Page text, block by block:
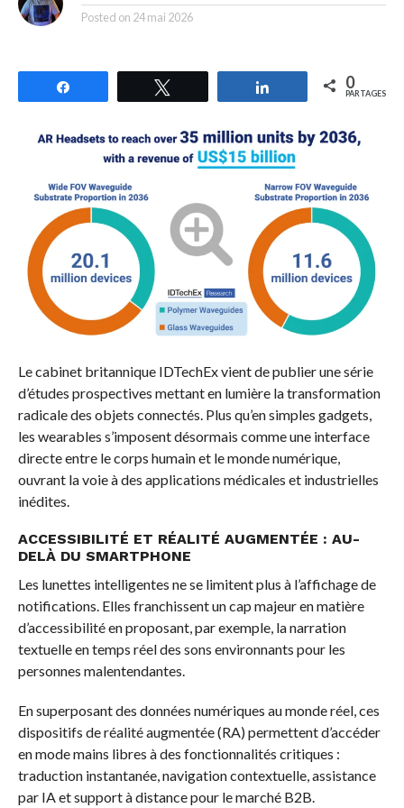
Posted on 24 mai 2026
Partagez 0
PARTAGES
Le cabinet britannique IDTechEx vient de publier une série
d’études prospectives mettant en lumière la transformation
radicale des objets connectés. Plus qu’en simples gadgets,
les wearables s’imposent désormais comme une interface
directe entre le corps humain et le monde numérique,
ouvrant la voie à des applications médicales et industrielles
inédites.
ACCESSIBILITÉ ET RÉALITÉ AUGMENTÉE : AU-
DELÀ DU SMARTPHONE
Les lunettes intelligentes ne se limitent plus à l’affichage de
notifications. Elles franchissent un cap majeur en matière
d’accessibilité en proposant, par exemple, la narration
textuelle en temps réel des sons environnants pour les
personnes malentendantes.
En superposant des données numériques au monde réel, ces
dispositifs de réalité augmentée (RA) permettent d’accéder
en mode mains libres à des fonctionnalités critiques :
traduction instantanée, navigation contextuelle, assistance
par IA et support à distance pour le marché B2B.